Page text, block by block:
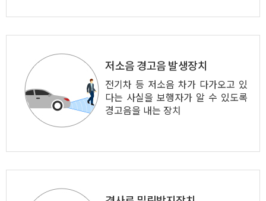
저소음 경고음 발생장치
전기차 등 저소음 차가 다가오고 있
다는 사실을 보행자가 알 수 있도록
경고음을 내는 장치